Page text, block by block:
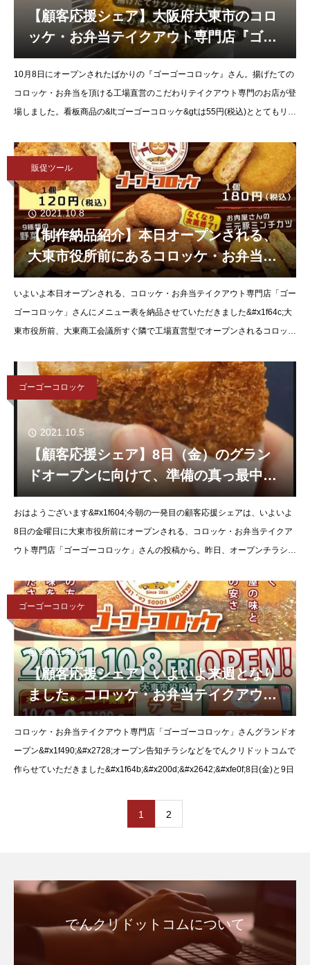
【顧客応援シェア】大阪府大東市のコロ
ッケ・お弁当テイクアウト専門店『ゴー
ゴーコロッケ』さんのSNS登場！
10月8日にオープンされたばかりの『ゴーゴーコロッケ』さん。揚げたての
コロッケ・お弁当を頂ける工場直営のこだわりテイクアウト専門のお店が登
場しました。看板商品の&lt;ゴーゴーコロッケ&gt;は55円(税込)ととてもリー
販促ツール
2021.10.8
【制作納品紹介】本日オープンされる、
大東市役所前にあるコロッケ・お弁当テ
イクアウト専門店「ゴーゴーコロッケ」
さんのメニューを納品させて頂きまし
た！
いよいよ本日オープンされる、コロッケ・お弁当テイクアウト専門店「ゴー
ゴーコロッケ」さんにメニュー表を納品させていただきました&#x1f64c;大
東市役所前、大東商工会議所すぐ隣で工場直営型でオープンされるコロッケ
ゴーゴーコロッケ
2021.10.5
【顧客応援シェア】8日（金）のグラン
ドオープンに向けて、準備の真っ最中の
コロッケ・お弁当テイクアウト専門店
「ゴーゴーコロッケ」さんへ
おはようございます&#x1f604;今朝の一発目の顧客応援シェアは、いよいよ
8日の金曜日に大東市役所前にオープンされる、コロッケ・お弁当テイクア
ウト専門店「ゴーゴーコロッケ」さんの投稿から。昨日、オープンチラシの
ゴーゴーコロッケ
2021.10.2
【顧客応援シェア】いよいよ来週となり
ました。コロッケ・お弁当テイクアウト
専門店「ゴーゴーコロッケ」さんグラン
ドオープン！
コロッケ・お弁当テイクアウト専門店「ゴーゴーコロッケ」さんグランドオ
ープン&#x1f490;&#x2728;オープン告知チラシなどをでんクリドットコムで
作らせていただきました&#x1f64b;&#x200d;&#x2642;&#xfe0f;8日(金)と9日
1 2
でんクリドットコムについて